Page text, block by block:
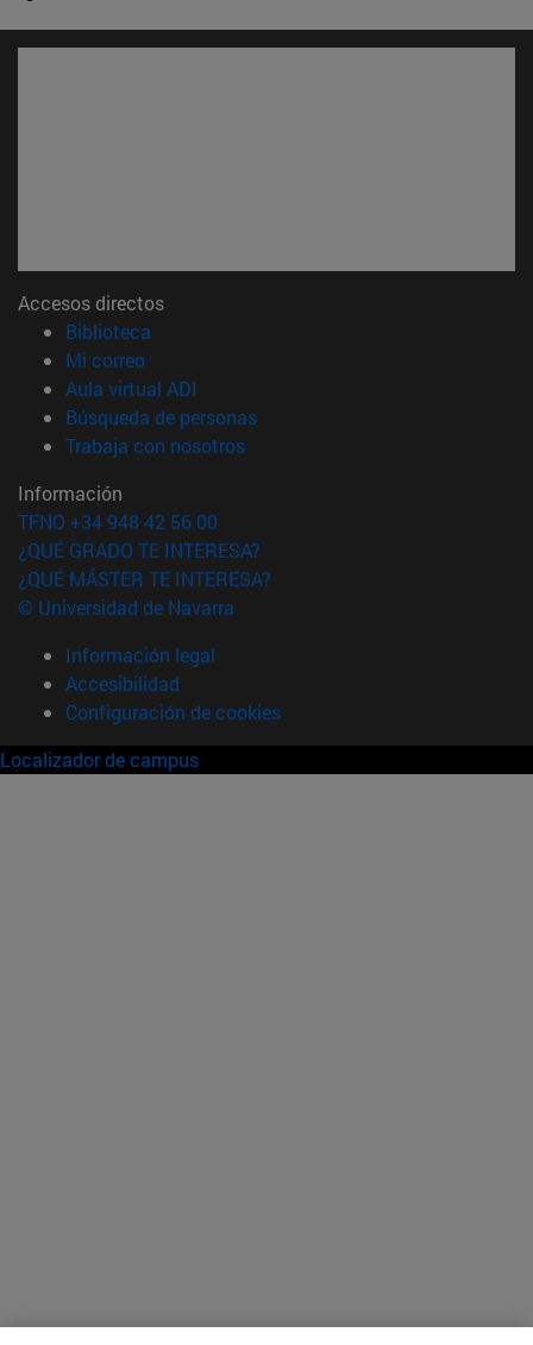
Accesos directos
Biblioteca
Mi correo(abre en nueva ventana)
Aula virtual ADI
Búsqueda de personas(abre en nueva ventana)
Trabaja con nosotros(abre en nueva ventana)
Información
TFNO +34 948 42 56 00
¿QUÉ GRADO TE INTERESA?
¿QUÉ MÁSTER TE INTERESA?
© Universidad de Navarra
Información legal
Accesibilidad
Configuración de cookies
Localizador de campus